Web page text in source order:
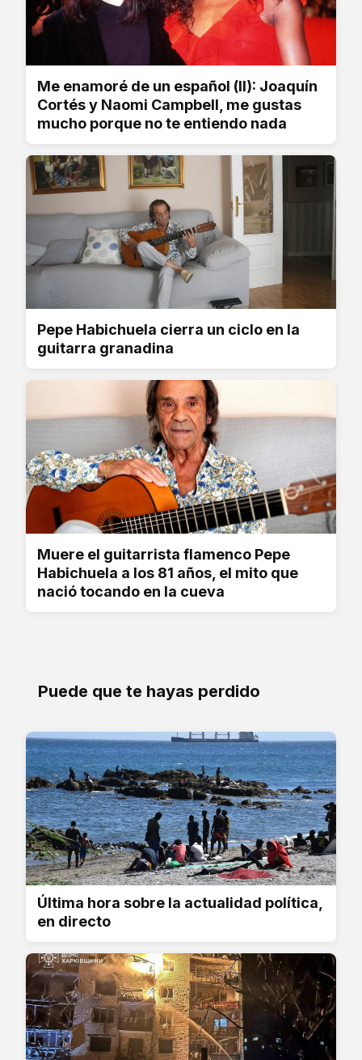
Me enamoré de un español (II): Joaquín
Cortés y Naomi Campbell, me gustas
mucho porque no te entiendo nada
Pepe Habichuela cierra un ciclo en la
guitarra granadina
Muere el guitarrista flamenco Pepe
Habichuela a los 81 años, el mito que
nació tocando en la cueva
Puede que te hayas perdido
Última hora sobre la actualidad política,
en directo